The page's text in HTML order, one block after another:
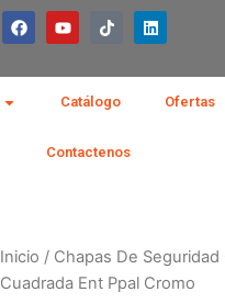
F
a
c
b
Y
o
u
u
b
T
i
o
k
L
i
n
e
Catálogo Ofertas
Contactenos
Inicio / Chapas De
Cuadrada Ent Ppal Cromo